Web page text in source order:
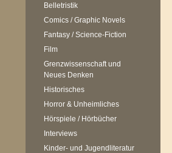
Belletristik
Comics / Graphic Novels
Fantasy / Science-Fiction
Film
Grenzwissenschaft und
Neues Denken
Historisches
Horror & Unheimliches
Hörspiele / Hörbücher
Interviews
Kinder- und Jugendliteratur